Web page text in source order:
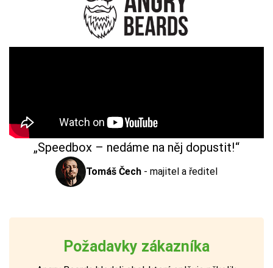
„Speedbox – nedáme na něj dopustit!“
Tomáš Čech - majitel a ředitel
Požadavky zákazníka